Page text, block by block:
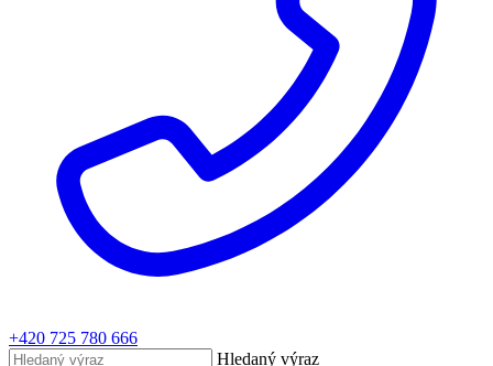
+420 725 780 666
Hledaný výraz